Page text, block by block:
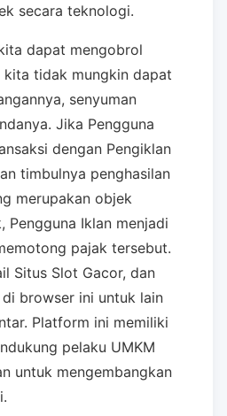
secara teknologi.
dapat mengobrol
kita tidak mungkin dapat
senyuman
Jika Pengguna
dengan Pengiklan
timbulnya penghasilan
merupakan objek
Pengguna Iklan menjadi
pajak tersebut.
Situs Slot Gacor, dan
browser ini untuk lain
Platform ini memiliki
pelaku UMKM
untuk mengembangkan